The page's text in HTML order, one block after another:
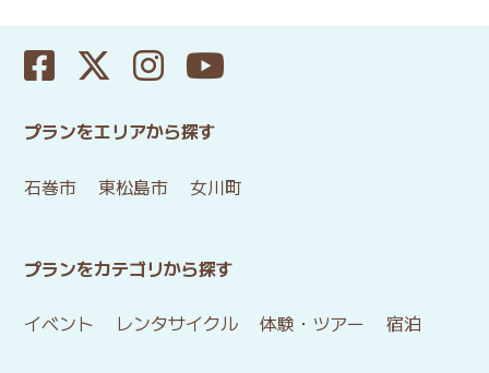
プランをエリアから探す
石巻市 東松島市 女川町
プランをカテゴリから探す
イベント レンタサイクル 体験・ツアー 宿泊